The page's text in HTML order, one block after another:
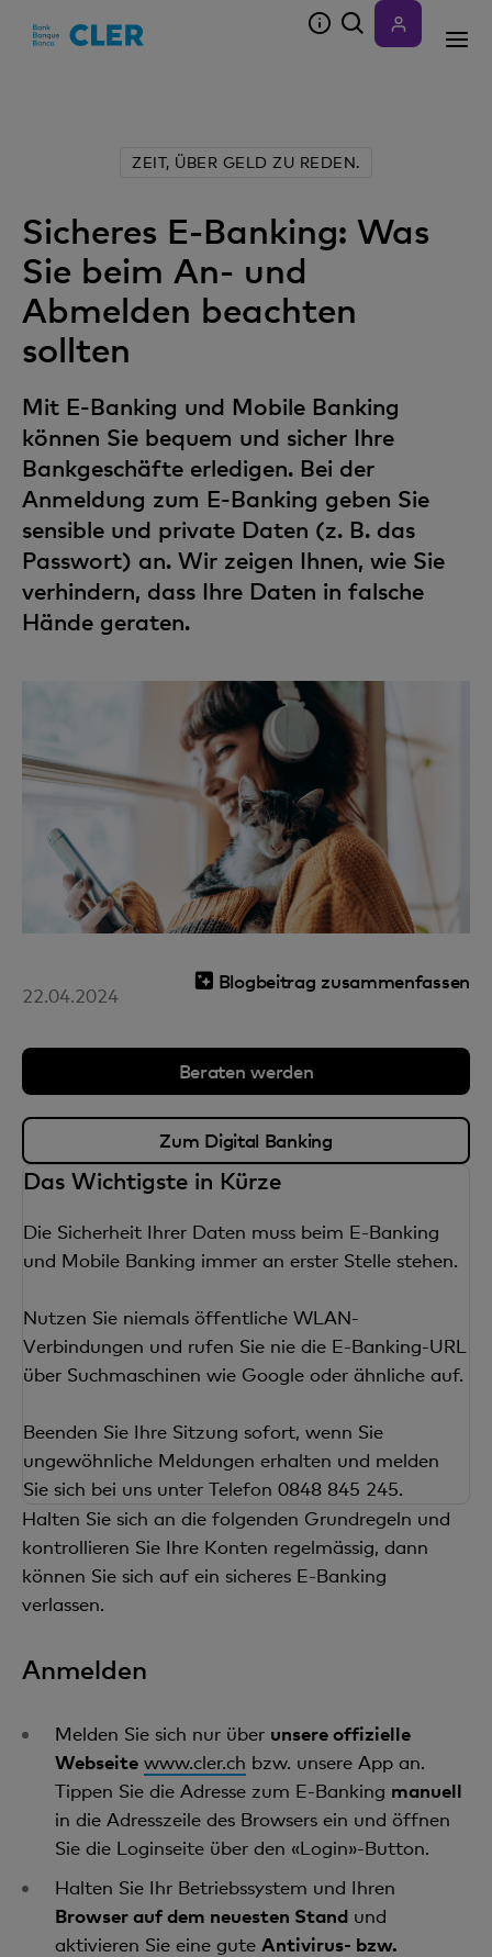
ZEIT, ÜBER GELD ZU REDEN.
Sicheres E-Banking: Was
Sie beim An- und
Abmelden beachten
sollten
Mit E-Banking und Mobile Banking
können Sie bequem und sicher Ihre
Bankgeschäfte erledigen. Bei der
Anmeldung zum E-Banking geben Sie
sensible und private Daten (z. B. das
Passwort) an. Wir zeigen Ihnen, wie Sie
verhindern, dass Ihre Daten in falsche
Hände geraten.
Blogbeitrag zusammenfassen
22.04.2024
Beraten werden
Zum Digital Banking
Das Wichtigste in Kürze
Die Sicherheit Ihrer Daten muss beim E-Banking
und Mobile Banking immer an erster Stelle stehen.
Nutzen Sie niemals öffentliche WLAN-
Verbindungen und rufen Sie nie die E-Banking-URL
über Suchmaschinen wie Google oder ähnliche auf.
Beenden Sie Ihre Sitzung sofort, wenn Sie
ungewöhnliche Meldungen erhalten und melden
Sie sich bei uns unter Telefon 0848 845 245.
Halten Sie sich an die folgenden Grundregeln und
kontrollieren Sie Ihre Konten regelmässig, dann
können Sie sich auf ein sicheres E-Banking
verlassen.
Anmelden
Melden Sie sich nur über unsere offizielle
Webseite www.cler.ch bzw. unsere App an.
Tippen Sie die Adresse zum E-Banking manuell
in die Adresszeile des Browsers ein und öffnen
Sie die Loginseite über den «Login»-Button.
Halten Sie Ihr Betriebssystem und Ihren
Browser auf dem neuesten Stand und
aktivieren Sie eine gute Antivirus- bzw.